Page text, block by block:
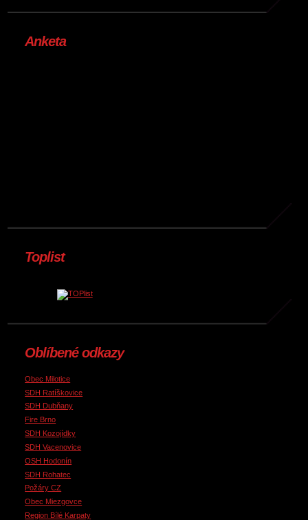
Anketa
Toplist
Oblíbené odkazy
Obec Milotice
SDH Ratíškovice
SDH Dubňany
Fire Brno
SDH Kozojídky
SDH Vacenovice
OSH Hodonín
SDH Rohatec
Požáry CZ
Obec Miezgovce
Region Bílé Karpaty